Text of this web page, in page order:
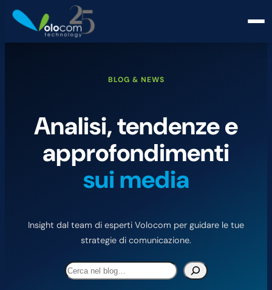
BLOG & NEWS
Analisi, tendenze e
approfondimenti
sui media
Insight dal team di esperti Volocom per guidare le tue
strategie di comunicazione.
Cerca
nel